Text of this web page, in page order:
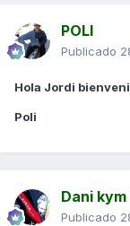
POLI
Publicado
Hola Jordi
Poli
Dani kym
Publicado